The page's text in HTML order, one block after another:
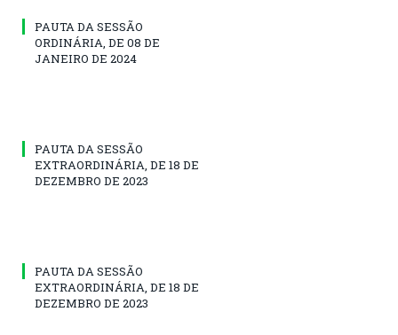
PAUTA DA SESSÃO
ORDINÁRIA, DE 08 DE
JANEIRO DE 2024
PAUTA DA SESSÃO
EXTRAORDINÁRIA, DE 18 DE
DEZEMBRO DE 2023
PAUTA DA SESSÃO
EXTRAORDINÁRIA, DE 18 DE
DEZEMBRO DE 2023